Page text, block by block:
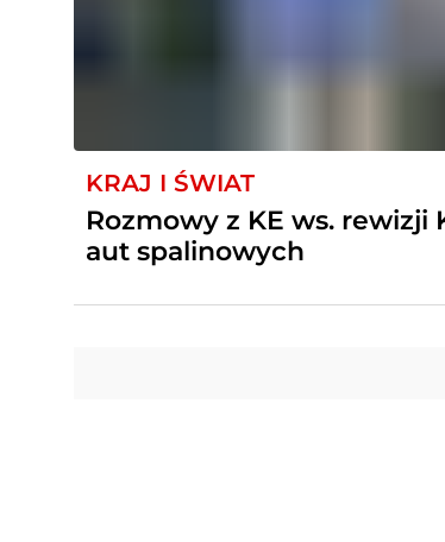
KRAJ I ŚWIAT
Rozmowy z KE ws. rewizji
aut spalinowych